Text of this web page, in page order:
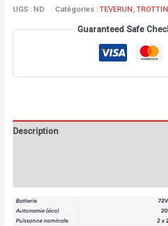
UGS : ND Catégories :TEVERUN ,
Guaranteed Safe
Description